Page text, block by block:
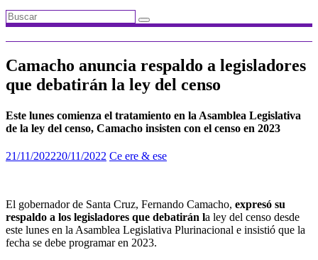
Camacho anuncia respaldo a legisladores
que debatirán la ley del censo
Este lunes comienza el tratamiento en la Asamblea Legislativa
de la ley del censo, Camacho insisten con el censo en 2023
21/11/202220/11/2022 Ce ere & ese
El gobernador de Santa Cruz, Fernando Camacho, expresó su
respaldo a los legisladores que debatirán la ley del censo desde
este lunes en la Asamblea Legislativa Plurinacional e insistió que la
fecha se debe programar en 2023.